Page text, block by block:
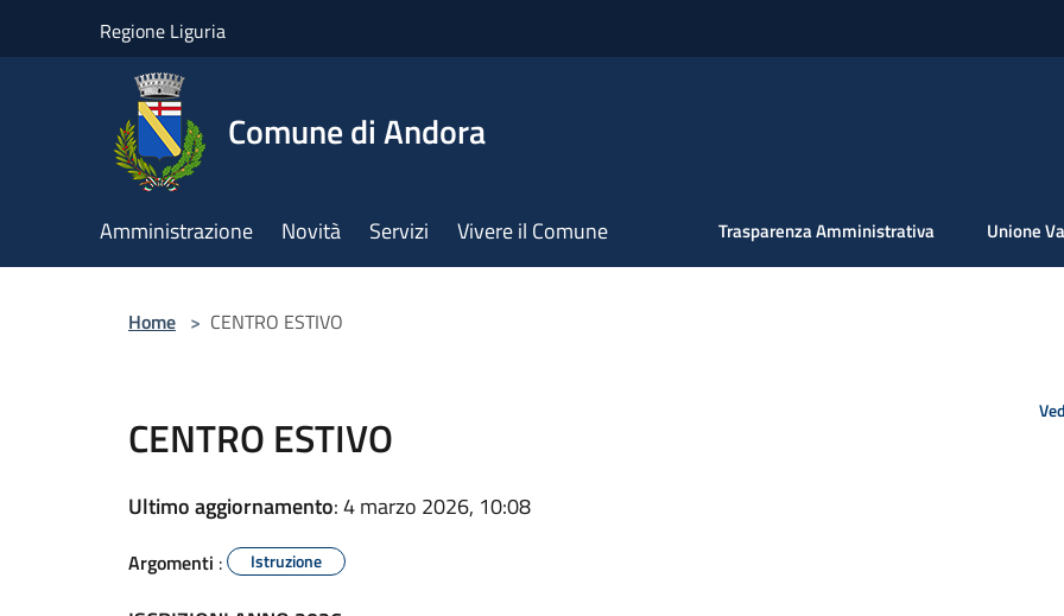
Regione Liguria
Comune di Andora
Amministrazione Novità Servizi Vivere il Comune Trasparenza Amministrativa Unione
Home > CENTRO ESTIVO
CENTRO ESTIVO
Ultimo aggiornamento: 4 marzo 2026, 10:08
Argomenti : Istruzione